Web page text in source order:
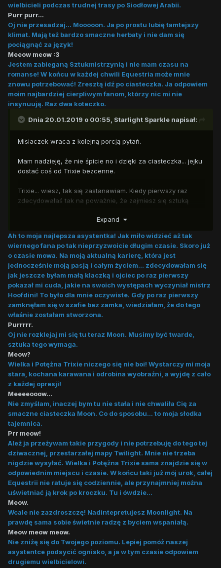
wielbicieli podczas trudnej trasy po Siodłowej Arabii.
Purr purr...
Oj nie przesadzaj... Mooooon. Ja po prostu lubię tamtejszy
klimat. Mają też bardzo smaczne herbaty i nie dam się
pociągnąć za język!
Meeow meow :3
Jestem zabieganą Sztukmistrzynią i nie mam czasu na
romanse! W końcu w każdej chwili Equestria może mnie
znowu potrzebować! Zresztą idź po ciasteczka. Ja odpowiem
moim najbardziej cierpliwym fanom, którzy nic mi nie
insynuują. Raz dwa koteczko.
Dnia 20.01.2019 o 00:55, Starlight Sparkle napisał:
Misiaczek wraca z kolejną porcją pytań.
Mam nadzieję, że nie śpicie no i dzięki za ciasteczka... jejku
dostać coś od Trixie bezcenne.
Trixie... wiesz, tak się zastanawiam. Kiedy pierwszy raz
zdecydowałaś tak na poważnie, że zajmiesz się sztuką
Kolejne pytanie dotyczy Twoich podróży. Prawie zawsze
spotkania z patykowilkami albo innymi niebezpiecznymi
potworami? Masz może jakiś sposób na nie?
No i chyba w sumie ostatnie pytanie na dziś... Starlight na
pewno Ci opowiadała o swoich przygodach i o mapę w
zamku Twilight, którą zresztą ładnie wysłałaś do spa. W
każdym razie czy Wielka i Potężna Trixie nie chciałaby
przeżywać takich przygód? Oczywiście pamiętam o wielkiej
przygodzie, w której razem
z Discordem i Starlight uratowaliście całą krainę... głównie
dzięki Tobie.
I to wszystko na tę chwilkę... hm może poczekam tutaj.
Rozpalę ognisko i zaparzę herbaty.
Expand
Ah to moja najlepsza asystentka! Jak miło widzieć aż tak
wiernego fana po tak nieprzyzwoicie długim czasie. Skoro już
o czasie mowa. Na moją aktualną karierę, która jest
jednocześnie moją pasją i całym życiem... zdecydowałam się
jak jeszcze byłam małą klaczką i ojciec po raz pierwszy
pokazał mi cuda, jakie na swoich występach wyczyniał mistrz
Hoofdini! To było dla mnie oczywiste. Gdy po raz pierwszy
zamknęłam się w szafie bez zamka, wiedziałam, że do tego
właśnie zostałam stworzona.
Purrrrr.
Oj nie rozklejaj mi się tu teraz Moon. Musimy być twarde,
sztuka tego wymaga.
Meow?
Wielka i Potężna Trixie niczego się nie boi! Wystarczy mi moja
stara, kochana karawana i odrobina wyobraźni, a wyjdę z cało
z każdej opresji!
Meeeeooow...
Nie zmyślam, inaczej bym tu nie stała i nie chwaliła Cię za
smaczne ciasteczka Moon. Co do sposobu... to moja słodka
tajemnica.
Prr meow!
Ależ ja przeżywam takie przygody i nie potrzebuję do tego tej
dziwacznej, przestarzałej mapy Twilight. Mnie nie trzeba
nigdzie wysyłać. Wielka i Potężna Trixie sama znajdzie się w
odpowiednim miejscu i czasie. W końcu taki już mój urok, całej
Equestrii nie ratuje się codziennie, ale przynajmniej można
uświetniać ją krok po kroczku. Tu i ówdzie...
Meow.
Wcale nie zazdroszczę! Nadintepretujesz Moonlight. Na
prawdę sama sobie świetnie radzę z byciem wspaniałą.
Meow meow meow.
Nie zniżę się do Twojego poziomu. Lepiej pomóż naszej
asystentce podsycić ognisko, a ja w tym czasie odpowiem
drugiemu wielbicielowi.